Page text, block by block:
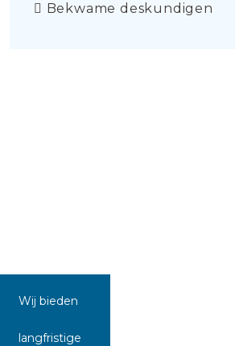
Bekwame deskundigen
Wij bieden
langfristige